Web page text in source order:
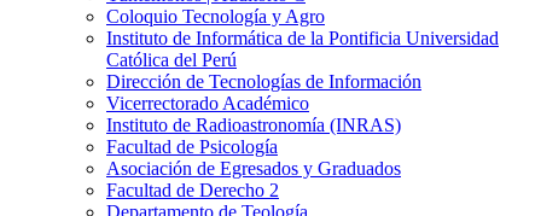
Coloquio Tecnología y Agro
Instituto de Informática de la Pontificia Universidad
Católica del Perú
Dirección de Tecnologías de Información
Vicerrectorado Académico
Instituto de Radioastronomía (INRAS)
Facultad de Psicología
Asociación de Egresados y Graduados
Facultad de Derecho 2
Departamento de Teología